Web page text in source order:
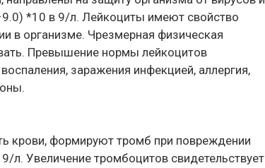
*10 в 9/л. Лейкоциты имеют свойство
в организме. Чрезмерная физическая
Превышение нормы лейкоцитов
заражения инфекцией, аллергия,
крови, формируют тромб при повреждении
Увеличение тромбоцитов свидетельствует